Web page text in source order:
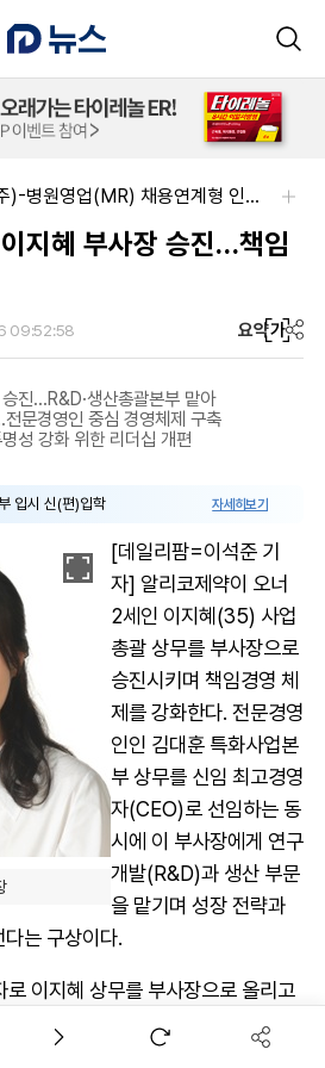
한국오츠카제약(주)-병원영업(MR) 채용연계형 인턴(신입사원) 모집 공고
지혜 부사장 승진…책임
09:52:58 요약가
진…R&D·생산총괄본부 맡아
문경영인 중심 경영체제 구축
성 강화 위한 리더십 개편
입시 신(편)입학 자세히보기
[데일리팜=이석준 기
자] 알리코제약이 오너
2세인 이지혜(35) 사업
총괄 상무를 부사장으로
승진시키며 책임경영 체
제를 강화한다. 전문경영
인인 김대훈 특화사업본
부 상무를 신임 최고경영
자(CEO)로 선임하는 동
시에 이 부사장에게 연구
개발(R&D)과 생산 부문
을 맡기며 성장 전략과
는 구상이다.
로 이지혜 상무를 부사장으로 올리고
로 선임하고 핵심 임원 인사를 단행했